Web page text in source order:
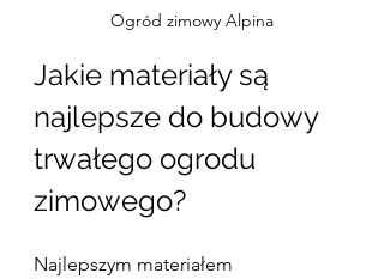
Ogród zimowy Alpina
Jakie materiały są
najlepsze do budowy
trwałego ogrodu
zimowego?
Najlepszym materiałem